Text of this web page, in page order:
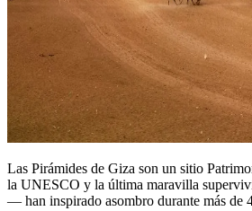
Las Pirámides de Giza son un sitio
la UNESCO y la última maravilla
— han inspirado asombro durante más de